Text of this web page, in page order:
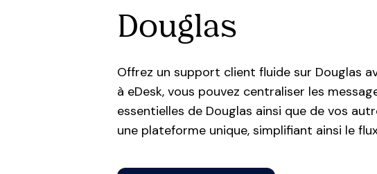
Douglas
Offrez un support client fluide sur Douglas
à eDesk, vous pouvez centraliser les
essentielles de Douglas ainsi que de vos
une plateforme unique, simplifiant ainsi le